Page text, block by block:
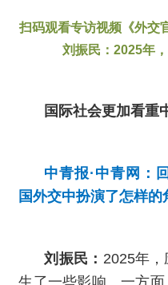
扫码观看专访视频《外交
刘振民：2025年
国际社会更加看重
中青报·中青网：
国外交中扮演了怎样的
刘振民： 2025年
生了一些影响。一方